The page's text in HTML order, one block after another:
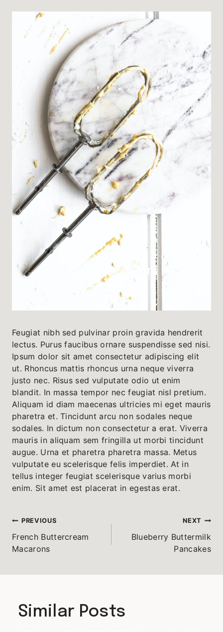
Feugiat nibh sed pulvinar proin gravida hendrerit
lectus. Purus faucibus ornare suspendisse sed nisi.
Ipsum dolor sit amet consectetur adipiscing elit
ut. Rhoncus mattis rhoncus urna neque viverra
justo nec. Risus sed vulputate odio ut enim
blandit. In massa tempor nec feugiat nisl pretium.
Aliquam id diam maecenas ultricies mi eget mauris
pharetra et. Tincidunt arcu non sodales neque
sodales. In dictum non consectetur a erat. Viverra
mauris in aliquam sem fringilla ut morbi tincidunt
augue. Urna et pharetra pharetra massa. Metus
vulputate eu scelerisque felis imperdiet. At in
tellus integer feugiat scelerisque varius morbi
enim. Sit amet est placerat in egestas erat.
Post
navigation
PREVIOUS
French Buttercream
Macarons
NEXT
Blueberry Buttermilk
Pancakes
Similar Posts